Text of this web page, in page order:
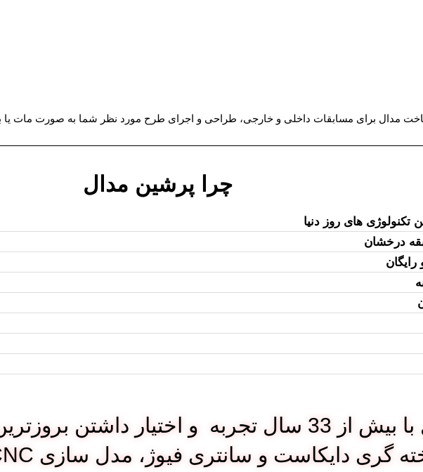
برای مسابقات داخلی و خارجی، طراحی و اجرای طرح مورد نظر شما به صورت مات یا
چرا پرشین مدال
تکنولوژی های روز دنیا
پرشین مدال با بیش از 33 سال تجربه و اختیار